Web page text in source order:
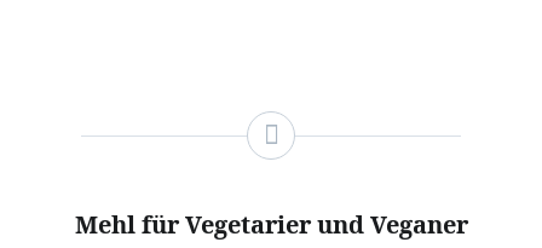
Mehl für Vegetarier und Veganer